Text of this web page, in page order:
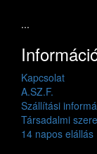
...
Kapcsolat
A.SZ.F.
Szállítási
Társadalmi
14 napos elállás